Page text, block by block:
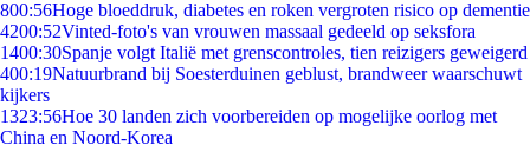
800:56Hoge bloeddruk, diabetes en roken vergroten risico op dementie
4200:52Vinted-foto's van vrouwen massaal gedeeld op seksfora
1400:30Spanje volgt Italië met grenscontroles, tien reizigers geweigerd
400:19Natuurbrand bij Soesterduinen geblust, brandweer waarschuwt
kijkers
1323:56Hoe 30 landen zich voorbereiden op mogelijke oorlog met
China en Noord-Korea